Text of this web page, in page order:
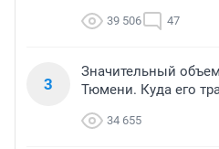
39 506 47
3
Значительный
Тюмени. Куда его
34 655